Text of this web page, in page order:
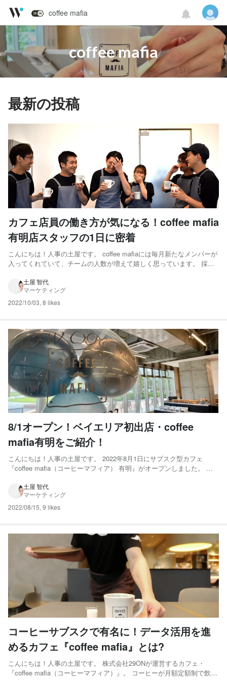
coffee mafia
coffee mafia
最新の投稿
カフェ店員の働き方が気になる！coffee mafia
有明店スタッフの1日に密着
こんにちは！人事の土屋です。 coffee mafiaには毎月新たなメンバーが
入ってくれていて、チームの人数が増えて嬉しく思っています。 採用
子。 どんな1日を過ごしているのか、有明店のスタッフ・豊泉さんのあ
る日に密着してみました！ 少しでも、coff...
土屋 智代
マーケティング
2022/10/03, 8 likes
8/1オープン！ベイエリア初出店・coffee
mafia有明をご紹介！
こんにちは！人事の土屋です。 2022年8月1日にサブスク型カフェ
『coffee mafia（コーヒーマフィア） 有明』がオープンしました。 親
フェです。 店舗やスタッフの雰囲気などをご紹介します。 Brillia
Tower 有明 ...
土屋 智代
マーケティング
2022/08/15, 9 likes
コーヒーサブスクで有名に！データ活用を進
めるカフェ『coffee mafia』とは?
こんにちは！人事の土屋です。 株式会社29ONが運営するカフェ・
『coffee mafia（コーヒーマフィア）』。 コーヒーが月額定額制で飲め